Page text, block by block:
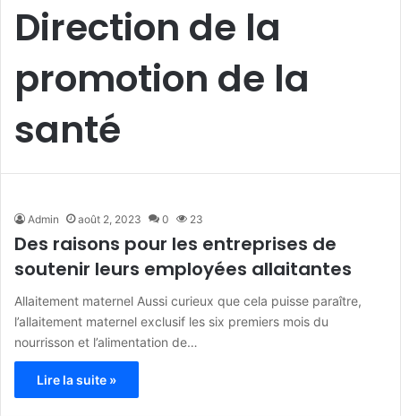
Direction de la
promotion de la
santé
Admin août 2, 2023 0 23
Des raisons pour les entreprises de
soutenir leurs employées allaitantes
Allaitement maternel Aussi curieux que cela puisse paraître,
l’allaitement maternel exclusif les six premiers mois du
nourrisson et l’alimentation de…
Lire la suite »